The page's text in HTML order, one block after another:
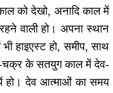
को देखो, अनादि काल में
वाली हो। अपना स्थान
हाइएस्ट हो, समीप, साथ
चक्र के सतयुग काल में देव-
हो। देव आत्माओं का समय